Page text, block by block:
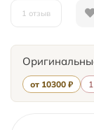
1 отзыв
от 10300 ₽